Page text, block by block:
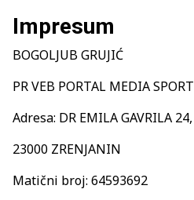
Impresum
BOGOLJUB GRUJIĆ
PR VEB PORTAL MEDIA SPORT
Adresa: DR EMILA GAVRILA 24,
23000 ZRENJANIN
Matični broj: 64593692